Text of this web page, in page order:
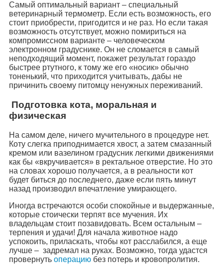
Самый оптимальный вариант – специальный
ветеринарный термометр. Если есть возможность, его
стоит приобрести, пригодится и не раз. Но если такая
возможность отсутствует, можно помириться на
компромиссном варианте – человеческом
электронном градуснике. Он не сломается в самый
неподходящий момент, покажет результат гораздо
быстрее ртутного, к тому же его «носик» обычно
тоненький, что приходится учитывать, дабы не
причинить своему питомцу ненужных переживаний.
Подготовка кота, моральная и
физическая
На самом деле, ничего мучительного в процедуре нет.
Коту слегка приподнимается хвост, а затем смазанный
кремом или вазелином градусник легкими движениями
как бы «вкручивается» в ректальное отверстие. Но это
на словах хорошо получается, а в реальности кот
будет биться до последнего, даже если пять минут
назад производил впечатление умирающего.
Иногда встречаются особи спокойные и выдержанные,
которые стоически терпят все мучения. Их
владельцам стоит позавидовать. Всем остальным –
терпения и удачи! Для начала животное надо
успокоить, приласкать, чтобы кот расслабился, а еще
лучше – задремал на руках. Возможно, тогда удастся
провернуть операцию без потерь и кровопролития.